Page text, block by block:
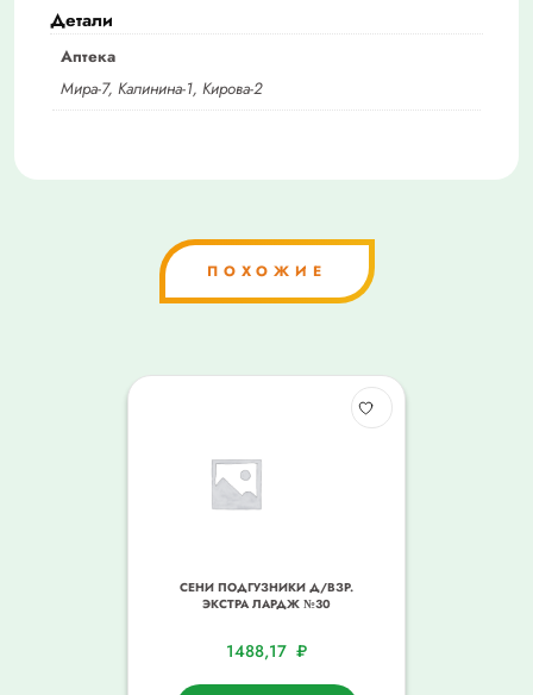
Детали
Аптека
Мира-7, Калинина-1, Кирова-2
ПОХОЖИЕ
СЕНИ ПОДГУЗНИКИ Д/ВЗР.
ЭКСТРА ЛАРДЖ №30
1488,17 ₽